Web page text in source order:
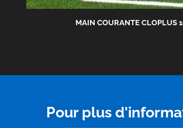
MAIN COURANTE CLOPLUS
Pour plus